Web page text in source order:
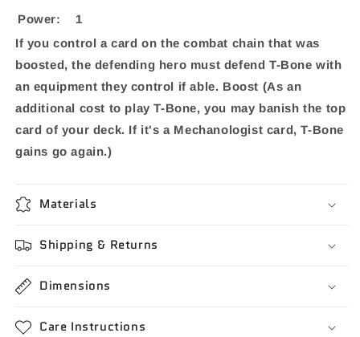
Power:
1
If you control a card on the combat chain that was
boosted, the defending hero must defend T-Bone with
an equipment they control if able. Boost (As an
additional cost to play T-Bone, you may banish the top
card of your deck. If it's a Mechanologist card, T-Bone
gains go again.)
Materials
Shipping & Returns
Dimensions
Care Instructions